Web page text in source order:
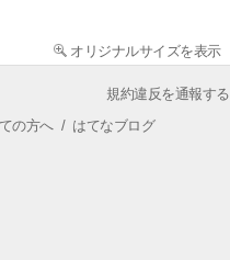
オリジナルサイズを表示
規約違反を通報する
の方へ/ はてなブログ